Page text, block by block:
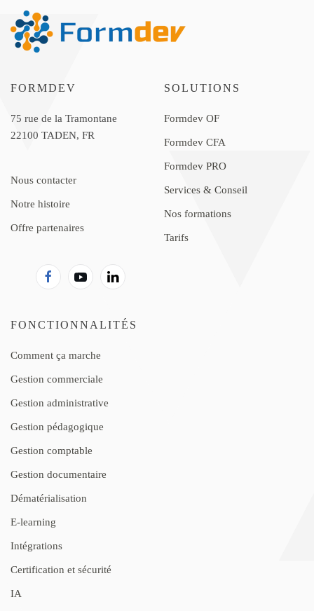
FORMDEV
75 rue de la Tramontane
22100 TADEN, FR
Nous contacter
Notre histoire
Offre partenaires
SOLUTIONS
Formdev OF
Formdev CFA
Formdev PRO
Services & Conseil
Nos formations
Tarifs
FONCTIONNALITÉS
Comment ça marche
Gestion commerciale
Gestion administrative
Gestion pédagogique
Gestion comptable
Gestion documentaire
Dématérialisation
E-learning
Intégrations
Certification et sécurité
IA